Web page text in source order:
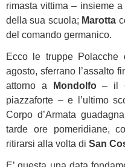
rimasta vittima – insieme
della sua scuola; Marotta
del comando germanico.
Ecco le truppe
agosto, sferrano l’assalto
attorno a
Mondolfo– il
piazzaforte – e l’ultimo
Corpo d’Armata
tarde ore pomeridiane,
ritirarsi alla volta di San